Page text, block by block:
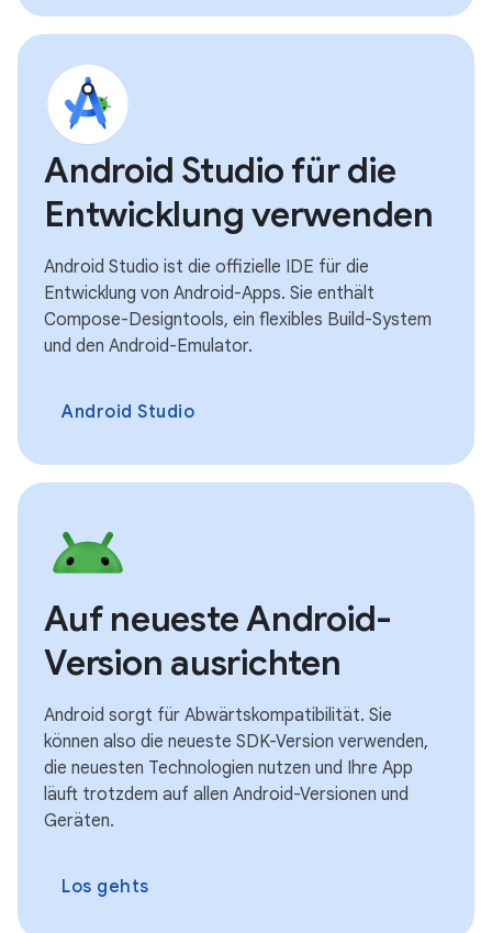
Android Studio für die
Entwicklung verwenden
Android Studio ist die offizielle IDE für die
Entwicklung von Android-Apps. Sie enthält
Compose-Designtools, ein flexibles Build-System
und den Android-Emulator.
Android Studio
Auf neueste Android-
Version ausrichten
Android sorgt für Abwärtskompatibilität. Sie
können also die neueste SDK-Version verwenden,
die neuesten Technologien nutzen und Ihre App
läuft trotzdem auf allen Android-Versionen und
Geräten.
Los gehts